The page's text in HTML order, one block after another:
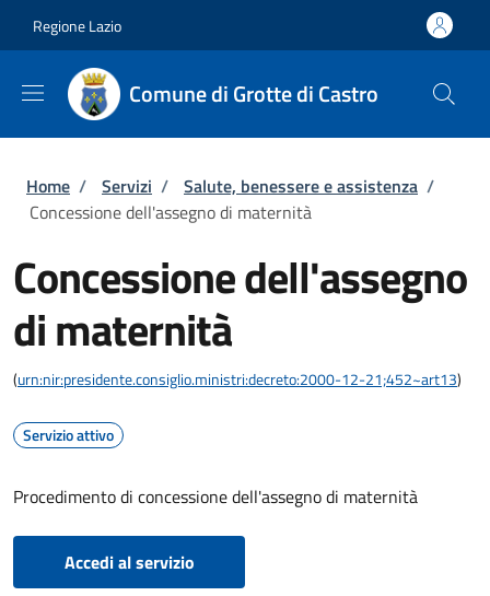
Regione Lazio
Comune di Grotte di Castro
Briciole di pane
Home / Servizi / Salute, benessere e assistenza /
Concessione dell'assegno di maternità
Concessione dell'assegno
di maternità
(urn:nir:presidente.consiglio.ministri:decreto:2000-12-21;452~art13)
Servizio attivo
Procedimento di concessione dell'assegno di maternità
Accedi al servizio